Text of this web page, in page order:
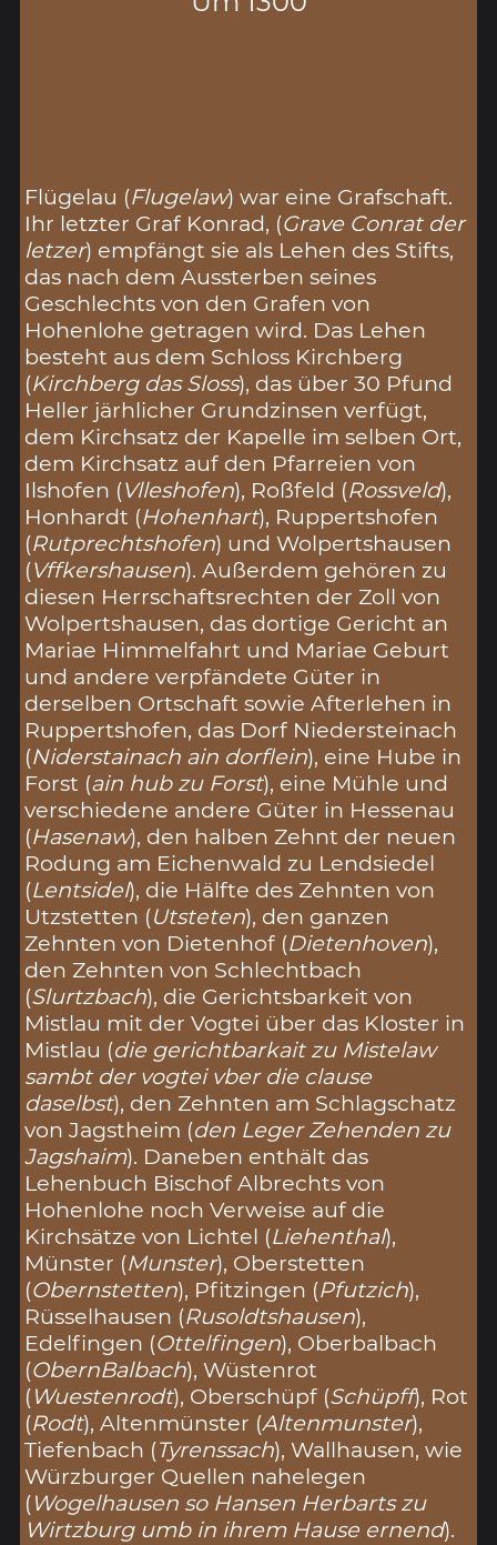
Flügelau (Flugelaw) war eine Grafschaft.
Ihr letzter Graf Konrad, (Grave Conrat der
letzer) empfängt sie als Lehen des Stifts,
das nach dem Aussterben seines
Geschlechts von den Grafen von
Hohenlohe getragen wird. Das Lehen
besteht aus dem Schloss Kirchberg
(Kirchberg das Sloss), das über 30 Pfund
Heller järhlicher Grundzinsen verfügt,
dem Kirchsatz der Kapelle im selben Ort,
dem Kirchsatz auf den Pfarreien von
Ilshofen (Vlleshofen), Roßfeld (Rossveld),
Honhardt (Hohenhart), Ruppertshofen
(Rutprechtshofen) und Wolpertshausen
(Vffkershausen). Außerdem gehören zu
diesen Herrschaftsrechten der Zoll von
Wolpertshausen, das dortige Gericht an
Mariae Himmelfahrt und Mariae Geburt
und andere verpfändete Güter in
derselben Ortschaft sowie Afterlehen in
Ruppertshofen, das Dorf Niedersteinach
(Niderstainach ain dorflein), eine Hube in
Forst (ain hub zu Forst), eine Mühle und
verschiedene andere Güter in Hessenau
(Hasenaw), den halben Zehnt der neuen
Rodung am Eichenwald zu Lendsiedel
(Lentsidel), die Hälfte des Zehnten von
Utzstetten (Utsteten), den ganzen
Zehnten von Dietenhof (Dietenhoven),
den Zehnten von Schlechtbach
(Slurtzbach), die Gerichtsbarkeit von
Mistlau mit der Vogtei über das Kloster in
Mistlau (die gerichtbarkait zu Mistelaw
sambt der vogtei vber die clause
daselbst), den Zehnten am Schlagschatz
von Jagstheim (den Leger Zehenden zu
Jagshaim). Daneben enthält das
Lehenbuch Bischof Albrechts von
Hohenlohe noch Verweise auf die
Kirchsätze von Lichtel (Liehenthal),
Münster (Munster), Oberstetten
(Obernstetten), Pfitzingen (Pfutzich),
Rüsselhausen (Rusoldtshausen),
Edelfingen (Ottelfingen), Oberbalbach
(ObernBalbach), Wüstenrot
(Wuestenrodt), Oberschüpf (Schüpff), Rot
(Rodt), Altenmünster (Altenmunster),
Tiefenbach (Tyrenssach), Wallhausen, wie
Würzburger Quellen nahelegen
(Wogelhausen so Hansen Herbarts zu
Wirtzburg umb in ihrem Hause ernend).